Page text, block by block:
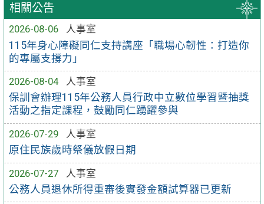
相關公告
2026-08-06
人事室
115年身心障礙同仁支持講座「職場心韌性：打造你
的專屬支撐力」
2026-08-04
人事室
保訓會辦理115年公務人員行政中立數位學習暨抽獎
活動之指定課程，鼓勵同仁踴躍參與
2026-07-29
人事室
原住民族歲時祭儀放假日期
2026-07-27
人事室
公務人員退休所得重審後實發金額試算器已更新